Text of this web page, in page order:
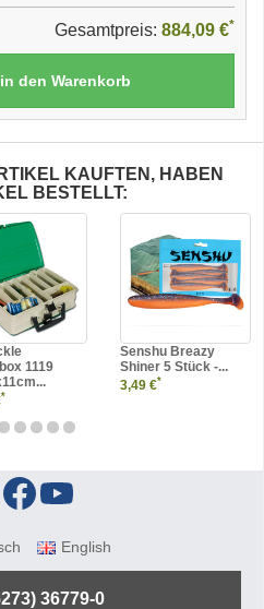
Gesamtpreis: 884,09 €*
den Warenkorb
KAUFTEN, HABEN
BESTELLT:
1119
*
Senshu Breazy
Shiner 5 Stück -...
3,49 €*
English
36779-0